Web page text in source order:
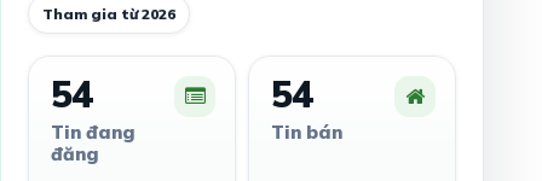
Tham gia từ 2026
54
Tin đang
đăng
54
Tin bán